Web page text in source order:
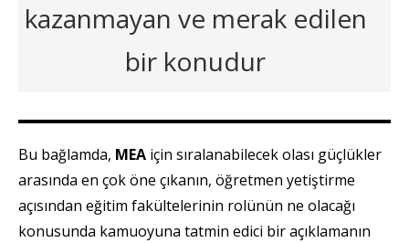
kazanmayan ve merak edilen
bir konudur
Bu bağlamda, MEA için sıralanabilecek olası güçlükler
arasında en çok öne çıkanın, öğretmen yetiştirme
açısından eğitim fakültelerinin rolünün ne olacağı
konusunda kamuoyuna tatmin edici bir açıklamanın